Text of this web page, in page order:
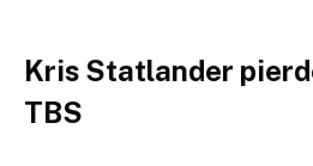
Kris Statlander
TBS